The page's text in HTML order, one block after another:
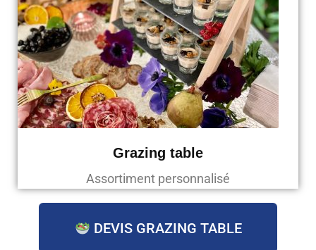
Grazing table
Assortiment personnalisé
DEVIS GRAZING TABLE